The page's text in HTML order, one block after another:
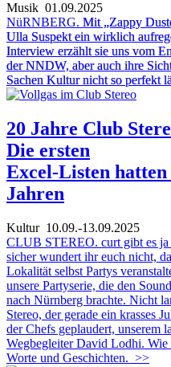
Musik 01.09.2025
NüRNBERG. Mit „Zappy
Ulla Suspekt ein wirklich
Interview erzählt sie uns vom
der NNDW, aber auch ihre
Sachen Kultur nicht so perfekt
20 Jahre Club
Die ersten
Excel-Listen
Jahren
Kultur10.09.-13.09.2025
CLUB STEREO. curt gibt es ja
sicher wundert ihr euch nicht,
Lokalität selbst Partys
unsere Partyserie, die den
nach Nürnberg brachte. Nicht
Stereo, der gerade ein krasses
der Chefs geplaudert, unserem
Wegbegleiter David Lodhi.
Worte und Geschichten. >>